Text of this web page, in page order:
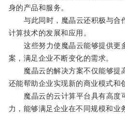
身的产品和服务。
与此同时，魔晶云还积极与合
计算技术的发展和应用。
这些努力使魔晶云能够提供更
案，满足企业不断变化的需求。
魔晶云的解决方案不仅能够提
还能帮助企业实现新的商业模式和
魔晶云的云计算平台具有高度
力，能够满足企业在不同规模和业